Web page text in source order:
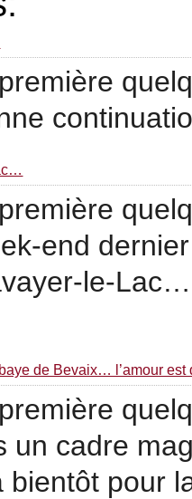
end
le-
de Bevaix… l’amour est
un cadre
bientôt pour